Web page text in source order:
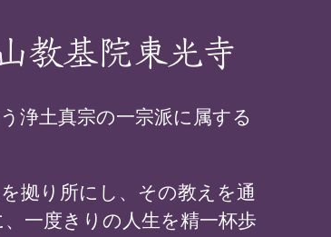
教基院東光寺
浄土真宗の一宗派に属する
拠り所にし、その教えを通
一度きりの人生を精一杯歩